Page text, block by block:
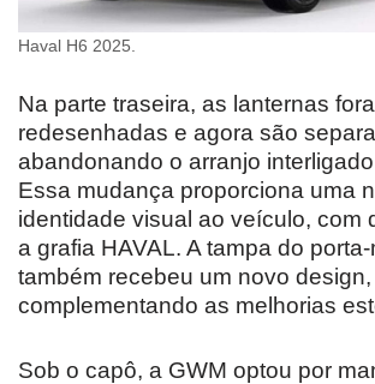
Haval H6 2025.
Na parte traseira, as lanternas
redesenhadas e agora são
abandonando o arranjo
Essa mudança proporciona uma
identidade visual ao veículo, com
a grafia HAVAL. A tampa do
também recebeu um novo design,
complementando as melhorias
Sob o capô, a GWM optou por